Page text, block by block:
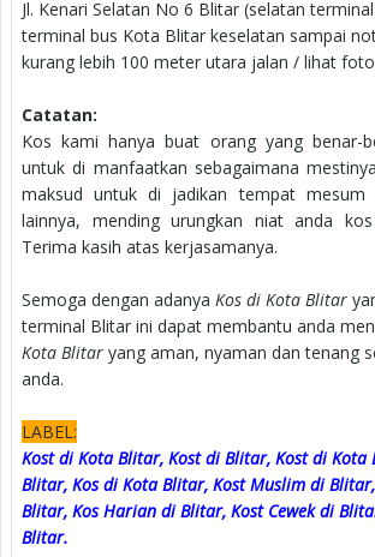
Jl. Kenari Selatan No 6 Blitar (selatan
terminal bus Kota Blitar keselatan sampai
kurang lebih 100 meter utara jalan / lihat
Catatan:
Kos kami hanya buat orang yang benar-
untuk di manfaatkan sebagaimana
maksud untuk di jadikan tempat
lainnya, mending urungkan niat anda
Terima kasih atas kerjasamanya.
Semoga dengan adanya Kos di Kota Blitar
terminal Blitar ini dapat membantu anda
Kota Blitar yang aman, nyaman dan tenang
anda.
LABEL:
Kost di Kota Blitar, Kost di Blitar, Kost di Kota
Blitar, Kos di Kota Blitar, Kost Muslim di
Blitar, Kos Harian di Blitar, Kost Cewek di
Blitar.